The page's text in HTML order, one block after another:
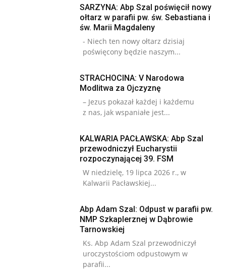
SARZYNA: Abp Szal poświęcił nowy
ołtarz w parafii pw. św. Sebastiana i
św. Marii Magdaleny
- Niech ten nowy ołtarz dzisiaj
poświęcony będzie naszym...
STRACHOCINA: V Narodowa
Modlitwa za Ojczyznę
– Jezus pokazał każdej i każdemu
z nas, jak wspaniałe jest...
KALWARIA PACŁAWSKA: Abp Szal
przewodniczył Eucharystii
rozpoczynającej 39. FSM
W niedzielę, 19 lipca 2026 r., w
Kalwarii Pacławskiej...
Abp Adam Szal: Odpust w parafii pw.
NMP Szkaplerznej w Dąbrowie
Tarnowskiej
Ks. Abp Adam Szal przewodniczył
uroczystościom odpustowym w
parafii...